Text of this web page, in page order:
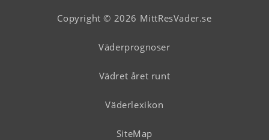
Copyright © 2026 MittResVader.se
Väderprognoser
Vädret året runt
Väderlexikon
SiteMap